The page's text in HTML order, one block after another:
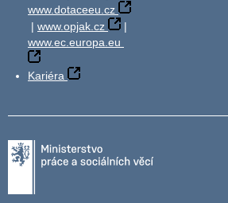
www.dotaceeu.cz
| www.opjak.cz
|
www.ec.europa.eu
Kariéra